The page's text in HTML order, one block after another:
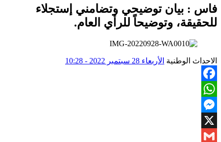
فاس : بيان توضيحي وتضامني إستجلاء
للحقيقة، وتوضيحاً للرأي العام.
الاحداث الوطنية الأربعاء 28 سبتمبر 2022 - 10:28
Facebook
WhatsApp
Messenger
X